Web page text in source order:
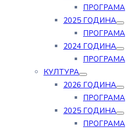
ПРОГРАМА
2025 ГОДИНА
ПРОГРАМА
2024 ГОДИНА
ПРОГРАМА
КУЛТУРА
2026 ГОДИНА
ПРОГРАМА
2025 ГОДИНА
ПРОГРАМА